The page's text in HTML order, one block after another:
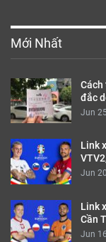
Mới Nhất
đắc
Jun
Link
Jun
Link
Cần
Jun